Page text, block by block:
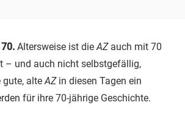
Altersweise ist die AZ auch mit 70
– und auch nicht selbstgefällig,
alte AZ in diesen Tagen ein
für ihre 70-jährige Geschichte.